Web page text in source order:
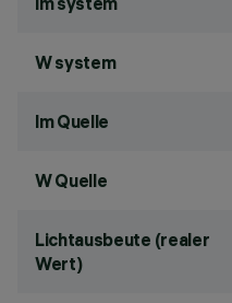
W system
lm Quelle
W Quelle
Lichtausbeute (realer
Wert)